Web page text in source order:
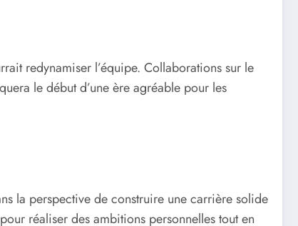
redynamiser l’équipe. Collaborations sur le
le début d’une ère agréable pour les
la perspective de construire une carrière solide
réaliser des ambitions personnelles tout en